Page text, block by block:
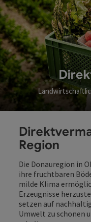
Region
Die Donauregion in
ihre fruchtbaren
milde Klima
Erzeugnisse
setzen auf
Umwelt zu schonen